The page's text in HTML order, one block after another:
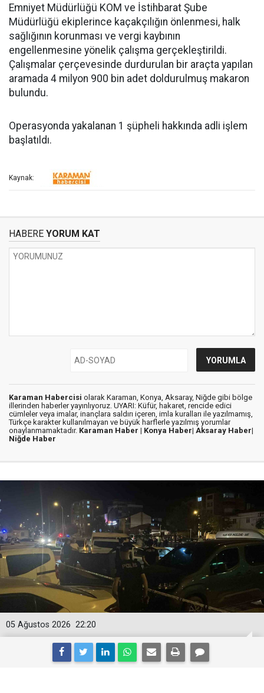
Emniyet Müdürlüğü KOM ve İstihbarat Şube
Müdürlüğü ekiplerince kaçakçılığın önlenmesi, halk
sağlığının korunması ve vergi kaybının
engellenmesine yönelik çalışma gerçekleştirildi.
Çalışmalar çerçevesinde durdurulan bir araçta yapılan
aramada 4 milyon 900 bin adet doldurulmuş makaron
bulundu.
Operasyonda yakalanan 1 şüpheli hakkında adli işlem
başlatıldı.
Kaynak:
HABERE YORUM KAT
Karaman Habercisi olarak Karaman, Konya, Aksaray, Niğde gibi bölge
illerinden haberler yayınlıyoruz. UYARI: Küfür, hakaret, rencide edici
cümleler veya imalar, inançlara saldırı içeren, imla kuralları ile yazılmamış,
Türkçe karakter kullanılmayan ve büyük harflerle yazılmış yorumlar
onaylanmamaktadır. Karaman Haber | Konya Haber| Aksaray Haber|
Niğde Haber
22:20
05 Ağustos 2026